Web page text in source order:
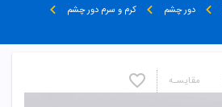
دور چشم
کرم و سرم دور چشم
مقایسـه